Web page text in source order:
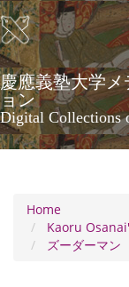
Skip
to
main
content
慶應義塾大学
ョン
Digital Collections
Home
Kaoru
ズーダーマン